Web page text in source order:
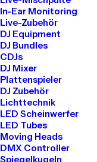
In-Ear Monitoring
Live-Zubehör
DJ Equipment
DJ Bundles
CDJs
DJ Mixer
Plattenspieler
DJ Zubehör
Lichttechnik
LED Scheinwerfer
LED Tubes
Moving Heads
DMX Controller
Spiegelkugeln